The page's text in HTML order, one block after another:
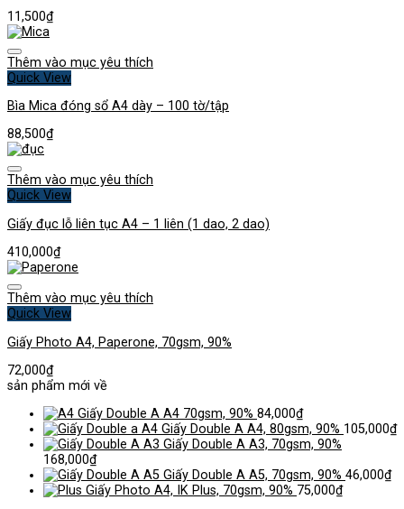
11,500₫
Thêm vào mục yêu thích
Quick View
Bìa Mica đóng sổ A4 dày – 100 tờ/tập
88,500₫
Thêm vào mục yêu thích
Quick View
Giấy đục lỗ liên tục A4 – 1 liên (1 dao, 2 dao)
410,000₫
Thêm vào mục yêu thích
Quick View
Giấy Photo A4, Paperone, 70gsm, 90%
72,000₫
sản phẩm mới về
Giấy Double A A4 70gsm, 90% 84,000₫
Giấy Double A A4, 80gsm, 90% 105,000₫
Giấy Double A A3, 70gsm, 90%
168,000₫
Giấy Double A A5, 70gsm, 90% 46,000₫
Giấy Photo A4, IK Plus, 70gsm, 90% 75,000₫